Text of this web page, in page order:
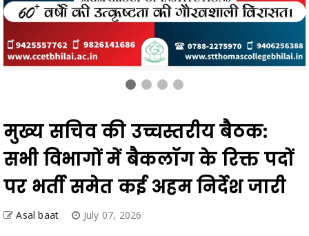
मुख्य सचिव की उच्चस्तरीय बैठक:
सभी विभागों में बैकलॉग के रिक्त पदों
पर भर्ती समेत कई अहम निर्देश जारी
Asal baat July 07, 2026